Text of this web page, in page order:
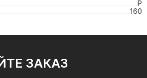
P
160
ЗАКАЗ